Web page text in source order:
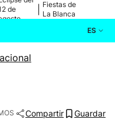
de
Fiestas de
La Blanca
ES
Compartir Guardar